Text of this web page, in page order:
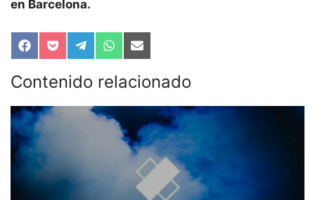
en Barcelona.
Compartir
en
Facebook
Compartir
en
Pocket
Compartir
en
Telegram
Compartir
en
WhatsApp
Compartir
en
Email
Contenido relacionado